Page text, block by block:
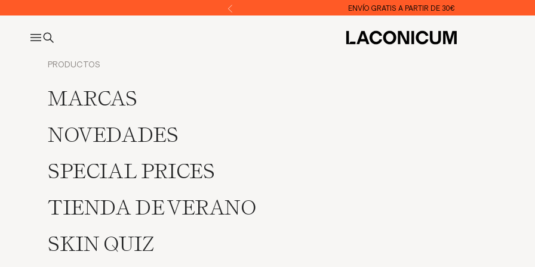
Anterior ENVÍO GRATIS A PARTIR DE 30€
LACONICUM
Abrir menú de navegación
Abrir búsqueda
PRODUCTOS
MARCAS
NOVEDADES
SPECIAL PRICES
TIENDA DE VERANO
SKIN QUIZ